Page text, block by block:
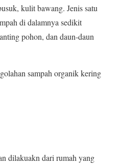
kulit bawang. Jenis satu
di dalamnya sedikit
pohon, dan daun-daun
sampah organik kering
dilakuakn dari rumah yang